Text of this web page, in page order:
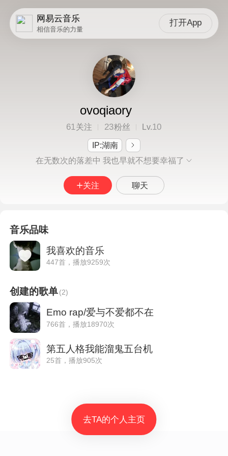
网易云音乐
相信音乐的力量
打开App
ovoqiaory
61关注 23粉丝 Lv.10
IP:湖南
在无数次的落差中 我也早就不想要幸福了
关注 聊天
音乐品味
我喜欢的音乐
447首，播放9259次
创建的歌单(2)
Emo rap/爱与不爱都不在
766首，播放18970次
第五人格我能溜鬼五台机
25首，播放905次
去TA的个人主页